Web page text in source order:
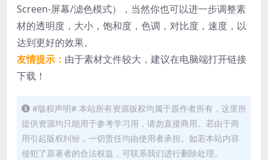
Screen-屏幕/滤色模式），当然你也可以进一步调整素
材的透明度，大小，饱和度，色调，对比度，速度，以
达到更好的效果。
友情提示： 由于素材文件较大，建议在电脑端打开链接
下载！
#版权声明# 本站所有资源版权均属于原作者所有，这里所
提供资源均只能用于参考学习用，请勿直接商用。若由于商
用引起版权纠纷，一切责任均由使用者承担。如若本站内容
侵犯了原著者的合法权益，可联系我们进行删除处理。